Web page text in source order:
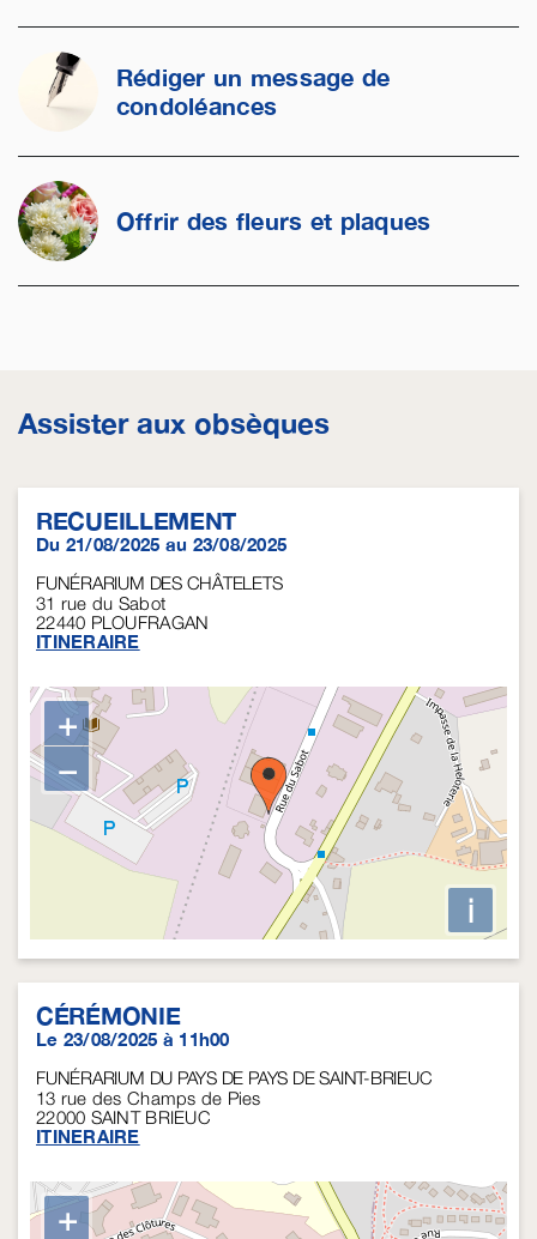
Rédiger un message de
condoléances
Offrir des fleurs et plaques
Assister aux obsèques
RECUEILLEMENT
Du 21/08/2025 au 23/08/2025
FUNÉRARIUM DES CHÂTELETS
31 rue du Sabot
22440 PLOUFRAGAN
ITINERAIRE
+
−
i
CÉRÉMONIE
Le 23/08/2025 à 11h00
FUNÉRARIUM DU PAYS DE PAYS DE SAINT-BRIEUC
13 rue des Champs de Pies
22000 SAINT BRIEUC
ITINERAIRE
+